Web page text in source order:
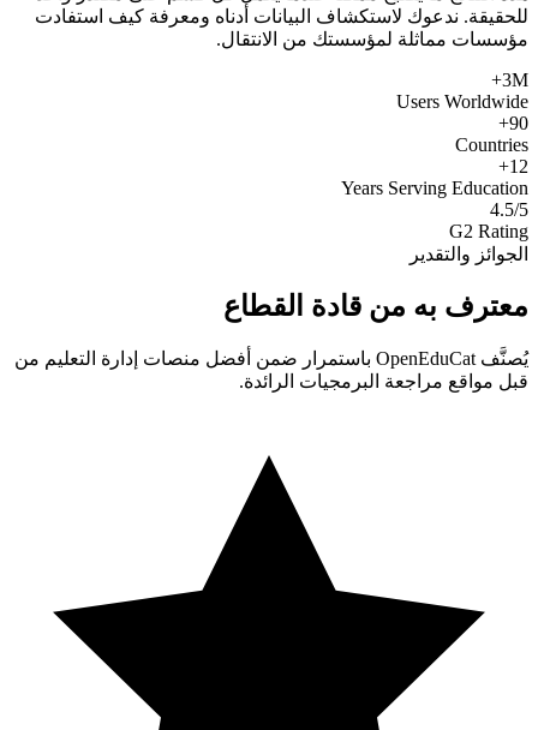
للحقيقة. ندعوك لاستكشاف البيانات أدناه ومعرفة كيف استفادت
مؤسسات مماثلة لمؤسستك من الانتقال.
3M+
Users Worldwide
90+
Countries
12+
Years Serving Education
4.5/5
G2 Rating
الجوائز والتقدير
معترف به من قادة القطاع
يُصنَّف OpenEduCat باستمرار ضمن أفضل منصات إدارة التعليم من
قبل مواقع مراجعة البرمجيات الرائدة.